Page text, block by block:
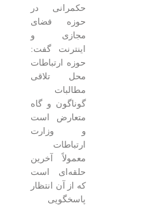
حکمرانی در
حوزه فضای
مجازی و
اینترنت گفت:
حوزه ارتباطات
محل تلاقی
مطالبات
گوناگون و گاه
متعارض است
و وزارت
ارتباطات
معمولاً آخرین
حلقه‌ای است
که از آن انتظار
پاسخگویی